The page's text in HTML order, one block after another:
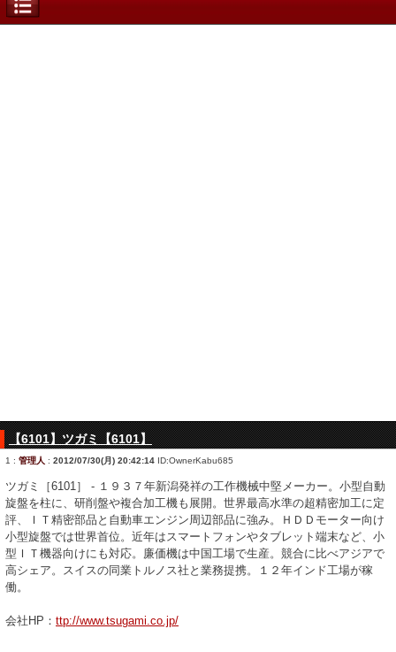
【6101】ツガミ【6101】
1 : 管理人 : 2012/07/30(月) 20:42:14 ID:OwnerKabu685
ツガミ［6101］ - １９３７年新潟発祥の工作機械中堅メーカー。小型自動
旋盤を柱に、研削盤や複合加工機も展開。世界最高水準の超精密加工に定
評、ＩＴ精密部品と自動車エンジン周辺部品に強み。ＨＤＤモーター向け
小型旋盤では世界首位。近年はスマートフォンやタブレット端末など、小
型ＩＴ機器向けにも対応。廉価機は中国工場で生産。競合に比べアジアで
高シェア。スイスの同業トルノス社と業務提携。１２年インド工場が稼
働。
会社HP： ttp://www.tsugami.co.jp/